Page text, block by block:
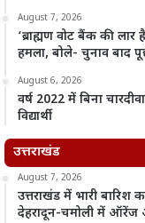
August 7, 2026
‘ब्राह्मण वोट बैंक की
हमला, बोले- चुनाव बाद
August 6, 2026
वर्ष 2022 में बिना
विद्यार्थी
उत्तराखंड
August 7, 2026
उत्तराखंड में भारी बारिश
देहरादून-चमोली में ऑरेंज